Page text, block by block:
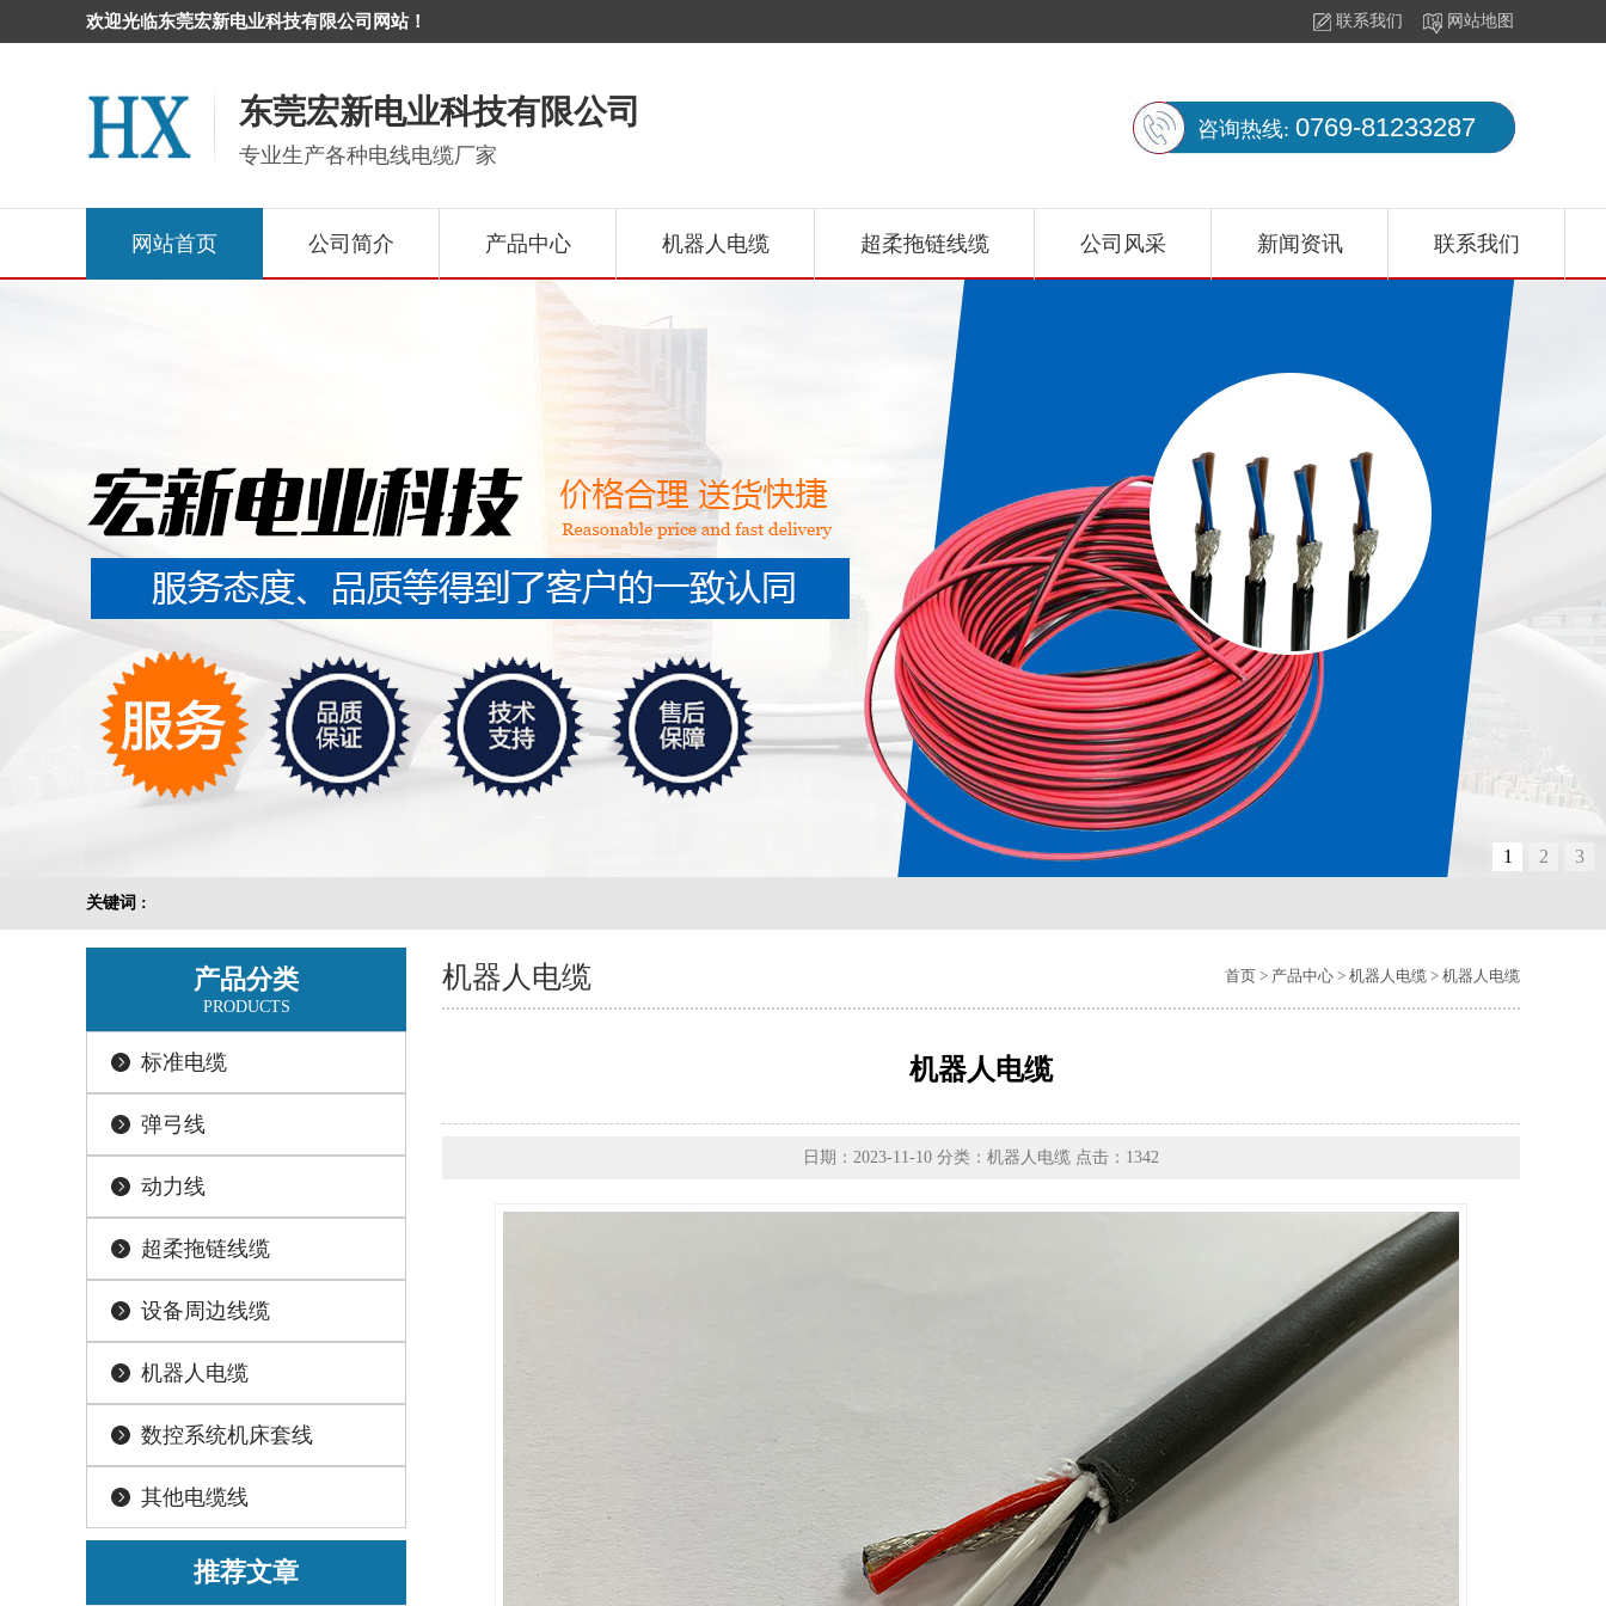
欢迎光临东莞宏新电业科技有限公司网站！ 联系我们 网站地图
东莞宏新电业科技有限公司
专业生产各种电线电缆厂家
咨询热线: 0769-81233287
网站首页 公司简介 产品中心 机器人电缆 超柔拖链线缆 公司风采 新闻资讯 联系我们
1 2 3
关键词 :
产品分类
PRODUCTS
标准电缆
弹弓线
动力线
超柔拖链线缆
设备周边线缆
机器人电缆
数控系统机床套线
其他电缆线
推荐文章
机器人电缆 首页 > 产品中心 > 机器人电缆 > 机器人电缆
机器人电缆
日期：2023-11-10 分类：机器人电缆 点击：1342